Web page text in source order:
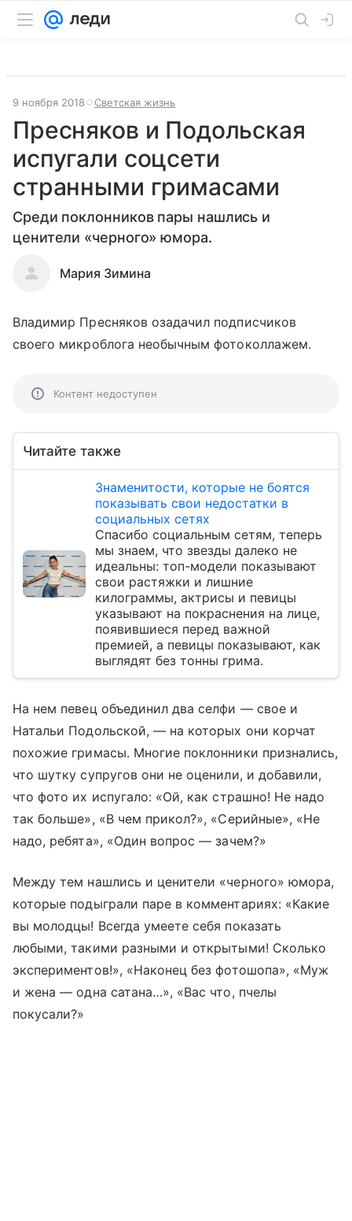
9 ноября 2018 Светская жизнь
Пресняков и Подольская
испугали соцсети
странными гримасами
Среди поклонников пары нашлись и
ценители «черного» юмора.
Мария Зимина
Владимир Пресняков озадачил подписчиков
своего микроблога необычным фотоколлажем.
Контент недоступен
Читайте также
Знаменитости, которые не боятся
показывать свои недостатки в
социальных сетях
Спасибо социальным сетям, теперь
мы знаем, что звезды далеко не
идеальны: топ-модели показывают
свои растяжки и лишние
килограммы, актрисы и певицы
указывают на покраснения на лице,
появившиеся перед важной
премией, а певицы показывают, как
выглядят без тонны грима.
На нем певец объединил два селфи — свое и
Натальи Подольской, — на которых они корчат
похожие гримасы. Многие поклонники признались,
что шутку супругов они не оценили, и добавили,
что фото их испугало: «Ой, как страшно! Не надо
так больше», «В чем прикол?», «Серийные», «Не
надо, ребята», «Один вопрос — зачем?»
Между тем нашлись и ценители «черного» юмора,
которые подыграли паре в комментариях: «Какие
вы молодцы! Всегда умеете себя показать
любыми, такими разными и открытыми! Сколько
экспериментов!», «Наконец без фотошопа», «Муж
и жена — одна сатана…», «Вас что, пчелы
покусали?»